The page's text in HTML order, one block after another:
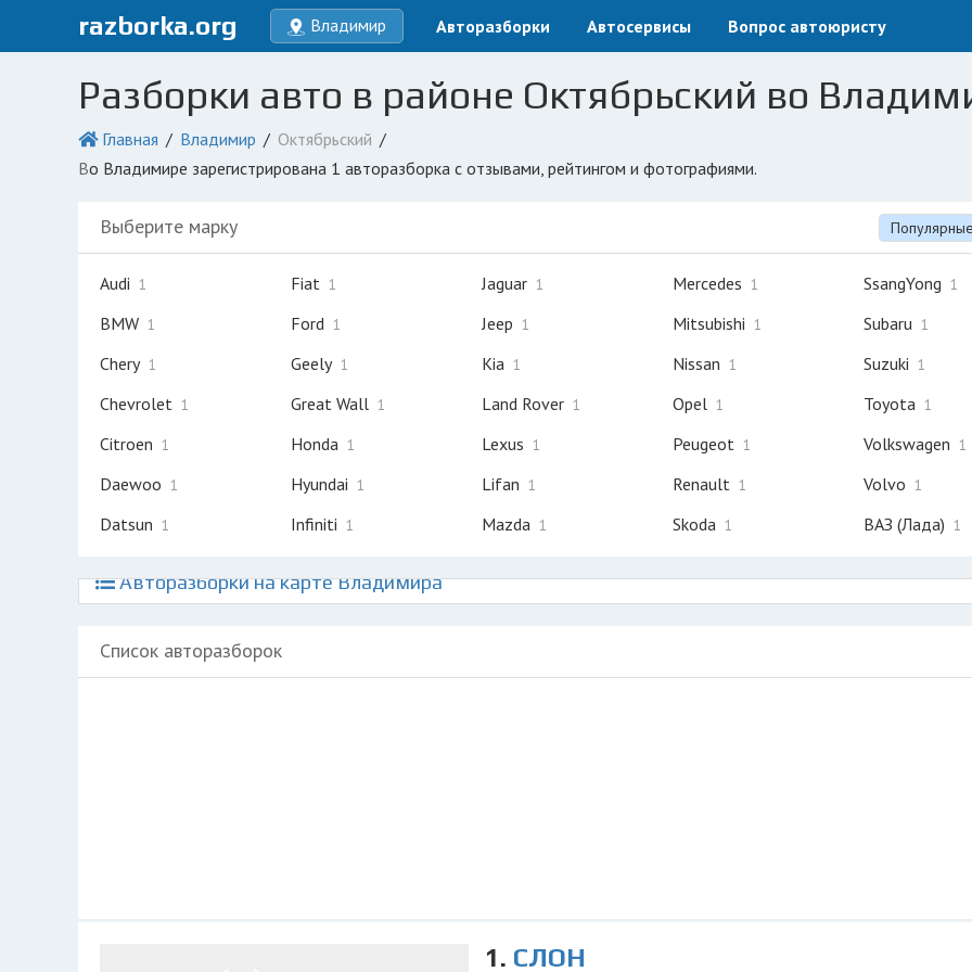
razborka.org Владимир Авторазборки Автосервисы Вопрос автоюристу
Разборки авто в районе Октябрьский во
Главная Владимир
Октябрьский
во Владимире зарегистрирована 1 авторазборка с отзывами, рейтингом и фотографиями.
Выберите марку Популярные
Audi 1
BMW 1
Chery 1
Chevrolet 1
Citroen 1
Daewoo 1
Datsun 1
Fiat 1
Ford 1
Geely 1
Great Wall 1
Honda 1
Hyundai 1
Infiniti 1
Jaguar 1
Jeep 1
Kia 1
Land Rover 1
Lexus 1
Lifan 1
Mazda 1
Mercedes 1
Mitsubishi 1
Nissan 1
Opel 1
Peugeot 1
Renault 1
Skoda 1
SsangYong 1
Subaru 1
Suzuki 1
Toyota 1
Volkswagen 1
Volvo 1
ВАЗ (Лада) 1
Авторазборки на карте Владимира
Список авторазборок
1. СЛОН